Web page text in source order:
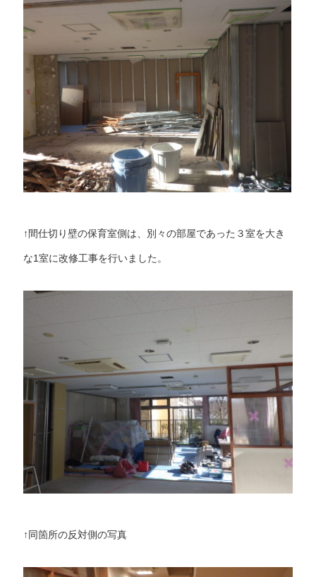
↑間仕切り壁の保育室側は、別々の部屋であった３室を大き
な1室に改修工事を行いました。
↑同箇所の反対側の写真